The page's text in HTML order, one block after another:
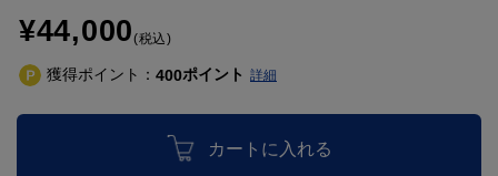
¥44,000(税込)
獲得ポイント： 400ポイント 詳細
カートに入れる